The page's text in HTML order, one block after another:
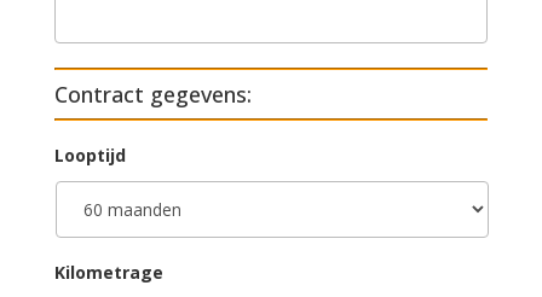
Contract gegevens:
Looptijd
Kilometrage